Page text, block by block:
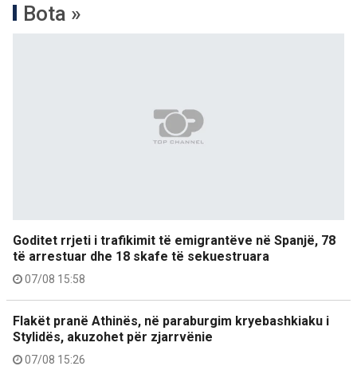
Bota »
Goditet rrjeti i trafikimit të emigrantëve në Spanjë, 78
të arrestuar dhe 18 skafe të sekuestruara
07/08 15:58
Flakët pranë Athinës, në paraburgim kryebashkiaku i
Stylidës, akuzohet për zjarrvënie
07/08 15:26